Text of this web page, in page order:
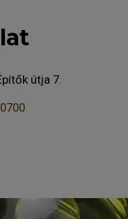
útja 7.